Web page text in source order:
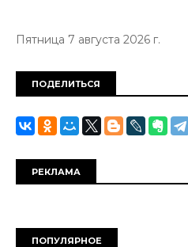
Пятница 7 августа 2026 г.
ПОДЕЛИТЬСЯ
РЕКЛАМА
ПОПУЛЯРНОЕ